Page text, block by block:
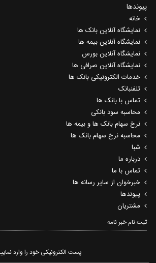
پیوندها
خانه
نمایشگاه آنلاین بانک ها
نمایشگاه آنلاین بیمه ها
نمایشگاه آنلاین بورس
نمایشگاه آنلاین صرافی ها
خدمات الکترونیکی بانک ها
تلفنبانک
تماس با بانک ها
محاسبه سود بانکی
نرخ سهام بانک ها و بیمه ها
محاسبه نرخ سهام بانک ها
شبا
درباره ما
تماس با ما
خبرخوان از سایر رسانه ها
پیوندها
مشتریان
ثبت نام خبر نامه‌
پست الکترونیکی خود را وارد نمایید